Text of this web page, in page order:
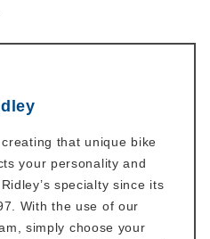
that unique bike
your personality and
specialty since its
With the use of our
simply choose your